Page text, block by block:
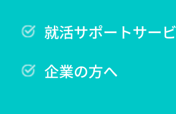
就活サポートサー
企業の方へ